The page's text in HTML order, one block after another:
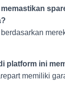
platform ini
memiliki